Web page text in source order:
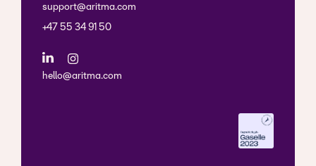
support@aritma.com
+47 55 34 91 50
hello@aritma.com